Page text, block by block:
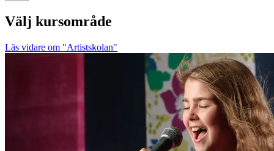
Välj kursområde
Läs vidare om "Artistskolan"